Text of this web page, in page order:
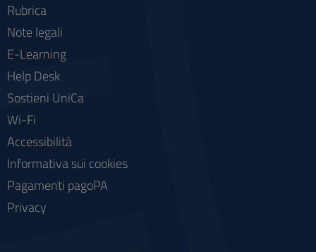
Rubrica
Note legali
E-Learning
Help Desk
Sostieni UniCa
Wi-Fi
Accessibilità
Informativa sui cookies
Pagamenti pagoPA
Privacy